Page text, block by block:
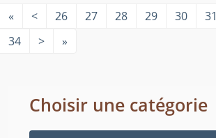
« < 26 27 28 29 30 31
34
> »
Choisir une catégorie